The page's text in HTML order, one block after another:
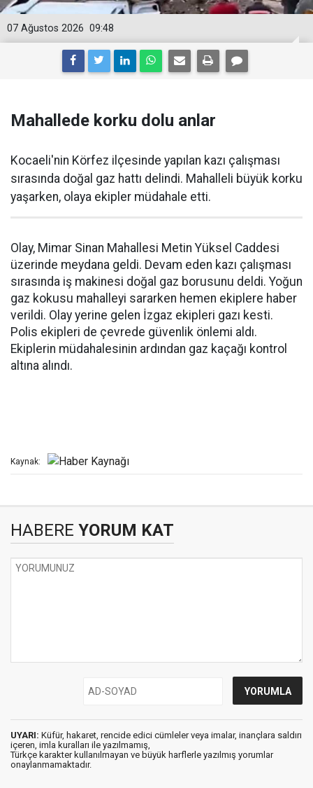
09:48
07 Ağustos 2026
Mahallede korku dolu anlar
Kocaeli'nin Körfez ilçesinde yapılan kazı çalışması
sırasında doğal gaz hattı delindi. Mahalleli büyük korku
yaşarken, olaya ekipler müdahale etti.
Olay, Mimar Sinan Mahallesi Metin Yüksel Caddesi
üzerinde meydana geldi. Devam eden kazı çalışması
sırasında iş makinesi doğal gaz borusunu deldi. Yoğun
gaz kokusu mahalleyi sararken hemen ekiplere haber
verildi. Olay yerine gelen İzgaz ekipleri gazı kesti.
Polis ekipleri de çevrede güvenlik önlemi aldı.
Ekiplerin müdahalesinin ardından gaz kaçağı kontrol
altına alındı.
Kaynak:
HABERE YORUM KAT
UYARI: Küfür, hakaret, rencide edici cümleler veya imalar, inançlara saldırı
içeren, imla kuralları ile yazılmamış,
Türkçe karakter kullanılmayan ve büyük harflerle yazılmış yorumlar
onaylanmamaktadır.